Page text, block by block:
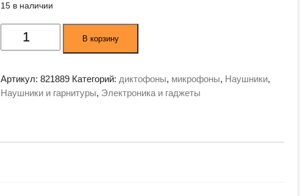
15 в наличии
Количество
товара
ComfortFit
HU-
В корзину
Артикул:821889 Категорий: диктофоны, микрофоны, Наушники,
Наушники и гарнитуры, Электроника и гаджеты